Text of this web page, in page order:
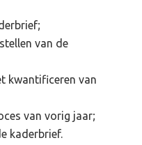
van de
kwantificeren van
van vorig jaar;
kaderbrief.